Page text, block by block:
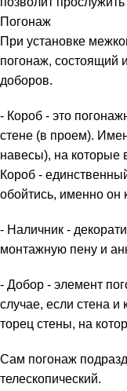
Погонаж
При установке
погонаж, состоящий из стойки короба,
доборов.
- Короб - это
стене (в проем).
навесы), на которые
Короб -
обойтись, именно он
- Наличник - декоративный
монтажную пену и
- Добор - элемент
случае, если стена и
торец стены, на
Сам погонаж
телескопический.